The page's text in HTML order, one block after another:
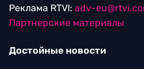
Реклама RTVI: adv-
Партнерские материалы
Достойные новости